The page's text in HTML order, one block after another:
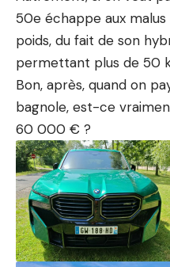
50e échappe aux malus
poids, du fait de son
permettant plus de 50
Bon, après, quand on
bagnole, est-ce
60 000 € ?